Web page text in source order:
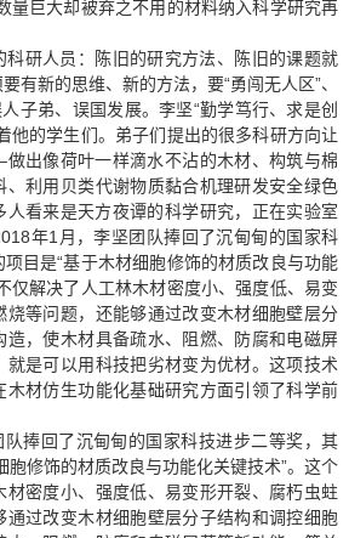
量巨大却被弃之不用的材料纳入科学研究再
科研人员：陈旧的研究方法、陈旧的课题就
有新的思维、新的方法，要“勇闯无人区”、
子弟、误国发展。李坚“勤学笃行、求是创
他的学生们。弟子们提出的很多科研方向让
出像荷叶一样滴水不沾的木材、构筑与棉
、利用贝类代谢物质黏合机理研发安全绿色
看来是天方夜谭的科学研究，正在实验室
年1月，李坚团队捧回了沉甸甸的国家科
目是“基于木材细胞修饰的材质改良与功能
仅解决了人工林木材密度小、强度低、易变
烧等问题，还能够通过改变木材细胞壁层分
造，使木材具备疏水、阻燃、防腐和电磁屏
就是可以用科技把劣材变为优材。这项技术
木材仿生功能化基础研究方面引领了科学前
捧回了沉甸甸的国家科技进步二等奖，其
胞修饰的材质改良与功能化关键技术”。这个
材密度小、强度低、易变形开裂、腐朽虫蛀
通过改变木材细胞壁层分子结构和调控细胞